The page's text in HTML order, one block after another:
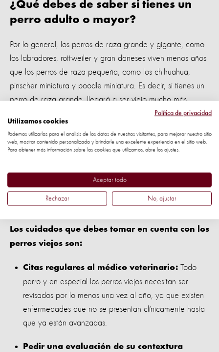
¿Qué debes de saber si tienes un
perro adulto o mayor?
Por lo general, los perros de raza grande y gigante, como
los labradores, rottweiler y gran daneses viven menos años
que los perros de raza pequeña, como los chihuahua,
pinscher miniatura y poodle miniatura. Es decir, si tienes un
perro de raza grande, llegará a ser viejo mucho más
Tu perro en algunos casos puede llegar a padecer
enfermedades degenerativas o en otros casos volverse más
natural y al igual que los seres humanos, ellos necesitarán
cuidados especiales para sentirse bien en esta etapa de la
vida.
Los cuidados que debes tomar en cuenta con los
perros viejos son:
Citas regulares al médico veterinario: Todo
perro y en especial los perros viejos necesitan ser
revisados por lo menos una vez al año, ya que existen
enfermedades que no se presentan clínicamente hasta
que ya están avanzadas.
Pedir una evaluación de su contextura
Política de privacidad
Utilizamos cookies
Podemos utilizarlas para el análisis de los datos de nuestros visitantes, para mejorar nuestro sitio
web, mostrar contenido personalizado y brindarle una excelente experiencia en el sitio web.
Para obtener más información sobre las cookies que utilizamos, abre los ajustes.
Aceptar todo
Rechazar No, ajustar